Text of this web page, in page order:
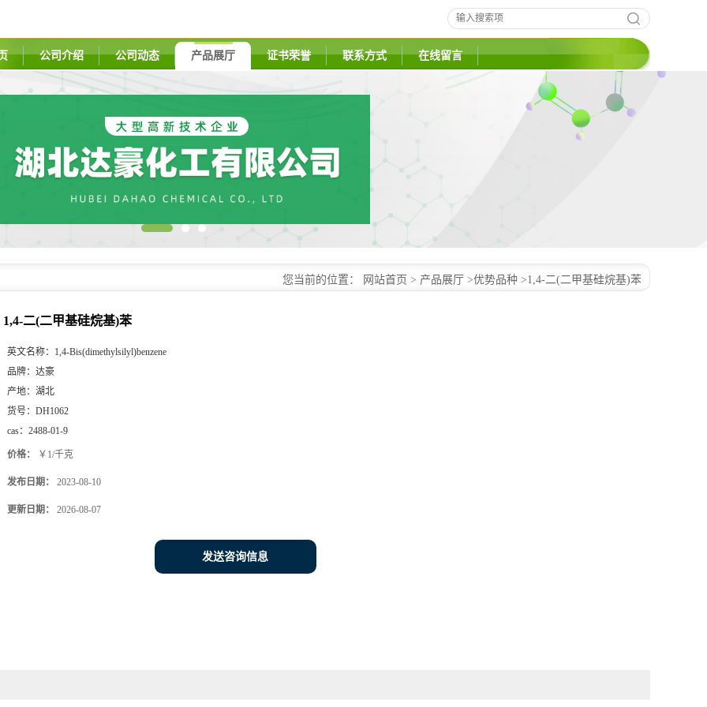
公司介绍 公司动态 产品展厅 证书荣誉 联系方式 在线留言
您当前的位置： 网站首页 > 产品展厅 >优势品种 >1,4-二(二甲基硅烷基)苯
1,4-二(二甲基硅烷基)苯
英文名称： 1,4-Bis(dimethylsilyl)benzene
品牌： 达豪
产地： 湖北
货号： DH1062
cas： 2488-01-9
价格： ￥1/千克
发布日期： 2023-08-10
更新日期： 2026-08-07
发送咨询信息